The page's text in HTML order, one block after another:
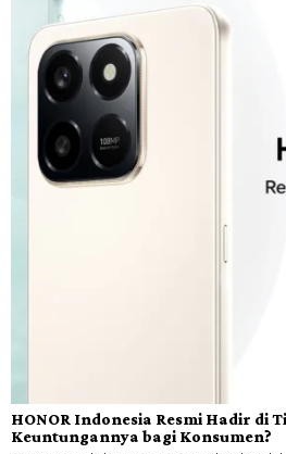
HONOR Indonesia Resmi Hadir di
Keuntungannya bagi Konsumen?